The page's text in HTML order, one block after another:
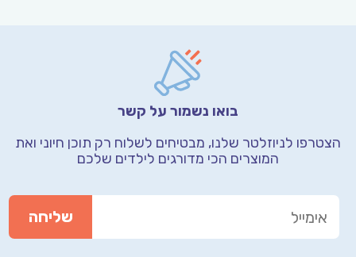
בואו נשמור על קשר
הצטרפו לניוזלטר שלנו, מבטיחים לשלוח רק תוכן חיוני ואת
המוצרים הכי מדורגים לילדים שלכם